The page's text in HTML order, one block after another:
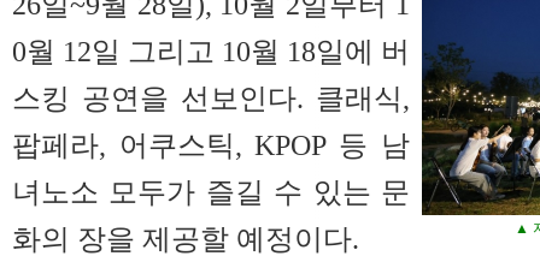
▲
0월 12일 그리고 10월 18일에 버
스킹 공연을 선보인다. 클래식,
팝페라, 어쿠스틱, KPOP 등 남
녀노소 모두가 즐길 수 있는 문
화의 장을 제공할 예정이다.